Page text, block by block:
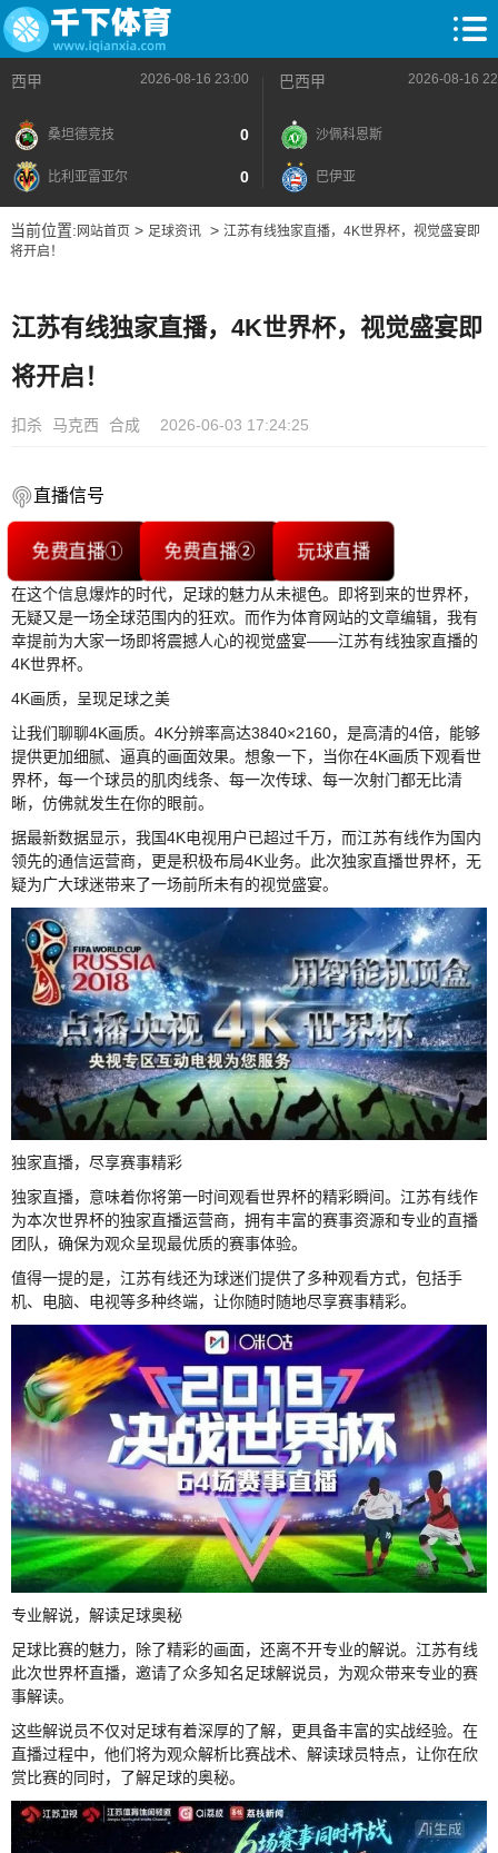
西甲 2026-08-16 23:00
桑坦德竞技 0
比利亚雷亚尔 0
巴西甲 2026-08-16
沙佩科恩斯
巴伊亚
当前位置: 网站首页> 足球资讯> 江苏有线独家直播，4K世界杯，视觉盛宴即
将开启！
江苏有线独家直播，4K世界杯，视觉盛宴即
将开启！
扣杀 马克西 合成 2026-06-03 17:24:25
直播信号
免费直播① 免费直播② 玩球直播
在这个信息爆炸的时代，足球的魅力从未褪色。即将到来的世界杯，
无疑又是一场全球范围内的狂欢。而作为体育网站的文章编辑，我有
幸提前为大家一场即将震撼人心的视觉盛宴——江苏有线独家直播的
4K世界杯。
4K画质，呈现足球之美
让我们聊聊4K画质。4K分辨率高达3840×2160，是高清的4倍，能够
提供更加细腻、逼真的画面效果。想象一下，当你在4K画质下观看世
界杯，每一个球员的肌肉线条、每一次传球、每一次射门都无比清
晰，仿佛就发生在你的眼前。
据最新数据显示，我国4K电视用户已超过千万，而江苏有线作为国内
领先的通信运营商，更是积极布局4K业务。此次独家直播世界杯，无
疑为广大球迷带来了一场前所未有的视觉盛宴。
独家直播，尽享赛事精彩
独家直播，意味着你将第一时间观看世界杯的精彩瞬间。江苏有线作
为本次世界杯的独家直播运营商，拥有丰富的赛事资源和专业的直播
团队，确保为观众呈现最优质的赛事体验。
值得一提的是，江苏有线还为球迷们提供了多种观看方式，包括手
机、电脑、电视等多种终端，让你随时随地尽享赛事精彩。
专业解说，解读足球奥秘
足球比赛的魅力，除了精彩的画面，还离不开专业的解说。江苏有线
此次世界杯直播，邀请了众多知名足球解说员，为观众带来专业的赛
事解读。
这些解说员不仅对足球有着深厚的了解，更具备丰富的实战经验。在
直播过程中，他们将为观众解析比赛战术、解读球员特点，让你在欣
赏比赛的同时，了解足球的奥秘。